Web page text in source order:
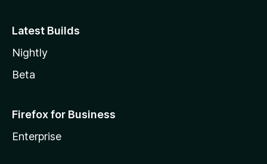
Latest Builds
Nightly
Beta
Firefox for Business
Enterprise